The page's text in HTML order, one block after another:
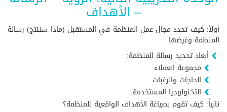
– الأهداف
أولاً: كيف تحدد مجال عمل المنظمة في المستقبل (ماذا سننتج) رسالة
المنظمة وغرضها
أبعاد تحديد رسالة المنظمة:
مجموعة العملاء.
الحاجات والرغبات.
التكنولوجيا المستخدمة.
ثانياً: كيف تقوم بصياغة الأهداف الواقعية للمنظمة؟